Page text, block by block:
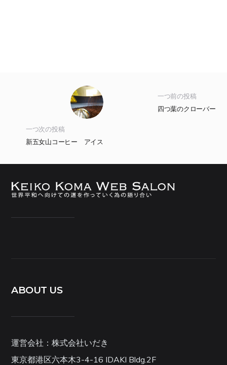
一つ前の投稿
四つ葉のクローバー
一つ次の投稿
新五女山コーヒー アイス
ABOUT US
運営会社：株式会社いだき
東京都港区六本木3-4-16 IDAKI Bldg.2F